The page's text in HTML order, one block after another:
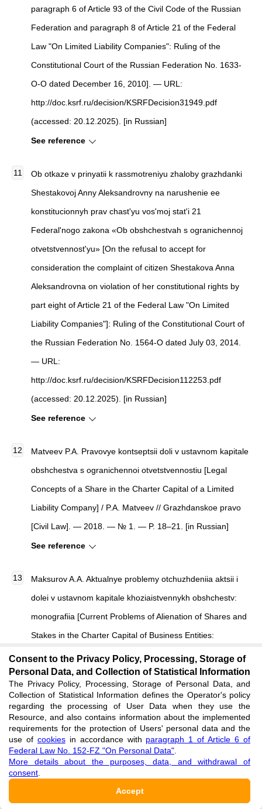
paragraph 6 of Article 93 of the Civil Code of the Russian
Federation and paragraph 8 of Article 21 of the Federal
Law "On Limited Liability Companies": Ruling of the
Constitutional Court of the Russian Federation No. 1633-
O-O dated December 16, 2010]. — URL:
http://doc.ksrf.ru/decision/KSRFDecision31949.pdf
(accessed: 20.12.2025). [in Russian]
See reference
Ob otkaze v prinyatii k rassmotreniyu zhaloby grazhdanki
Shestakovoj Anny Aleksandrovny na narushenie ee
konstitucionnyh prav chast'yu vos'moj stat'i 21
Federal'nogo zakona «Ob obshchestvah s ogranichennoj
otvetstvennost'yu» [On the refusal to accept for
consideration the complaint of citizen Shestakova Anna
Aleksandrovna on violation of her constitutional rights by
part eight of Article 21 of the Federal Law "On Limited
Liability Companies"]: Ruling of the Constitutional Court of
the Russian Federation No. 1564-O dated July 03, 2014.
— URL:
http://doc.ksrf.ru/decision/KSRFDecision112253.pdf
(accessed: 20.12.2025). [in Russian]
See reference
Matveev P.A. Pravovye kontseptsii doli v ustavnom kapitale
obshchestva s ogranichennoi otvetstvennostiu [Legal
Concepts of a Share in the Charter Capital of a Limited
Liability Company] / P.A. Matveev // Grazhdanskoe pravo
[Civil Law]. — 2018. — № 1. — P. 18–21. [in Russian]
See reference
Maksurov A.A. Aktualnye problemy otchuzhdeniia aktsii i
dolei v ustavnom kapitale khoziaistvennykh obshchestv:
monografiia [Current Problems of Alienation of Shares and
Stakes in the Charter Capital of Business Entities:
Monograph] / A.A. Maksurov. — Moscow: Iustitsinform,
2021. — 176 p. [in Russian]
See reference
Kuznetsov A.A. Perekhod doli v ustavnom kapitale (aktsii):
prakticheskie i teoreticheskie problemy [Transfer of a
Share in the Charter Capital (Shares): Practical and
Theoretical Problems] / A.A. Kuznetsov // Vestnik
Consent to the Privacy Policy, Processing, Storage of
Personal Data, and Collection of Statistical Information
The Privacy Policy, Processing, Storage of Personal Data, and
Collection of Statistical Information defines the Operator's policy
regarding the processing of User Data when they use the
Resource, and also contains information about the implemented
requirements for the protection of Users' personal data and the
use of cookiesin accordance with paragraph 1 of Article 6 of
Federal Law No. 152-FZ "On Personal Data"
More details about the purposes, data, and withdrawal of
consent
Accept